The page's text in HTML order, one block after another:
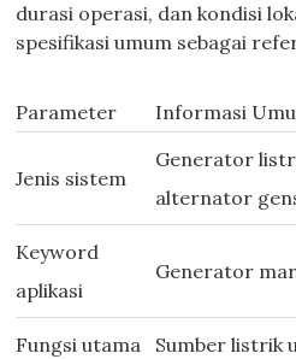
durasi operasi, dan kondisi
spesifikasi umum sebagai
Parameter Informasi
Jenis sistem
Generator
alternator
Keyword
aplikasi
Generator
Fungsi utama Sumber listrik